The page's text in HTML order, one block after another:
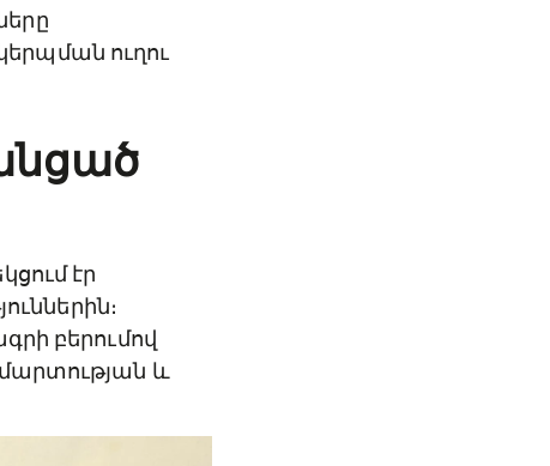
ուղու
էր
բերումով
և